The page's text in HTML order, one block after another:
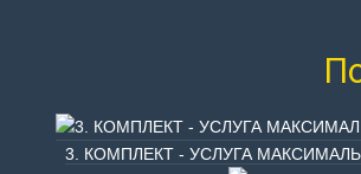
3. КОМПЛЕКТ - УСЛУГА